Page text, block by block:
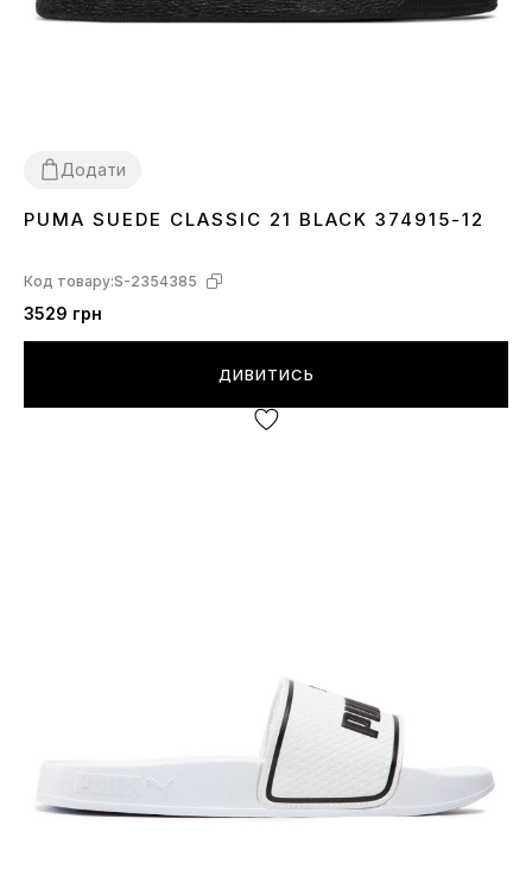
Додати
3644.545
PUMA SUEDE CLASSIC 21 BLACK 374915-12
Код товару:S-2354385
3529 грн
ДИВИТИСЬ